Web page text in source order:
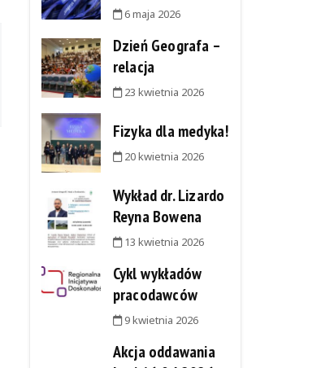
6 maja 2026
Dzień Geografa –
relacja
23 kwietnia 2026
Fizyka dla medyka!
20 kwietnia 2026
Wykład dr. Lizardo
Reyna Bowena
13 kwietnia 2026
Cykl wykładów
pracodawców
9 kwietnia 2026
Akcja oddawania